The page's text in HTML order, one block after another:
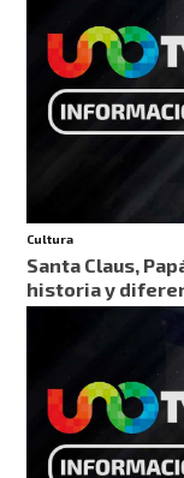
Cultura
Santa Claus,
historia y